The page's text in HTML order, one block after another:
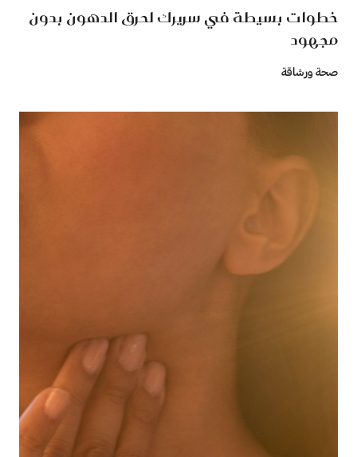
خطوات بسيطة في سريرك لحرق الدهون بدون
مجهود
صحة ورشاقة